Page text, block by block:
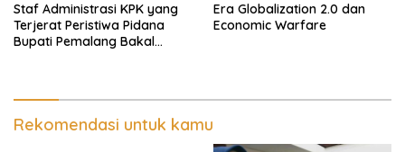
Staf Administrasi KPK yang
Terjerat Peristiwa Pidana
Bupati Pemalang Bakal
Era Globalization 2.0 dan
Economic Warfare
Rekomendasi untuk kamu